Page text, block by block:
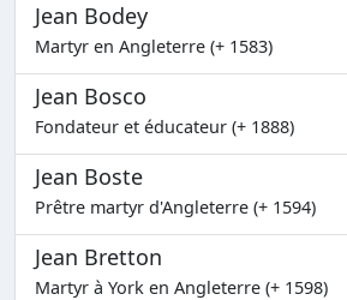
Jean Bodey
Martyr en Angleterre (+ 1583)
Jean Bosco
Fondateur et éducateur (+ 1888)
Jean Boste
Prêtre martyr d'Angleterre (+ 1594)
Jean Bretton
Martyr à York en Angleterre (+ 1598)